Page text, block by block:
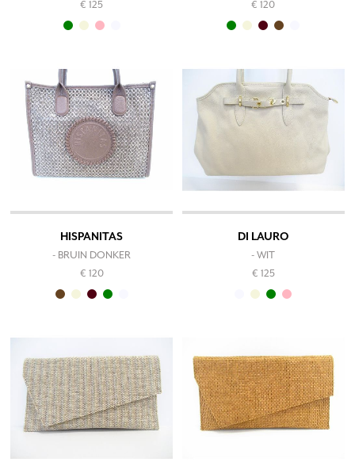
€ 125
€ 120
HISPANITAS
- BRUIN DONKER
€ 120
DI LAURO
- WIT
€ 125